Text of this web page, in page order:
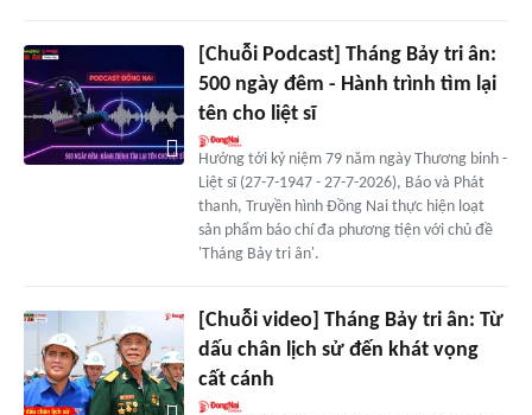
[Chuỗi Podcast] Tháng Bảy tri ân:
500 ngày đêm - Hành trình tìm lại
tên cho liệt sĩ
Hướng tới kỷ niệm 79 năm ngày Thương binh -
Liệt sĩ (27-7-1947 - 27-7-2026), Báo và Phát
thanh, Truyền hình Đồng Nai thực hiện loạt
sản phẩm báo chí đa phương tiện với chủ đề
'Tháng Bảy tri ân'.
[Chuỗi video] Tháng Bảy tri ân: Từ
dấu chân lịch sử đến khát vọng
cất cánh